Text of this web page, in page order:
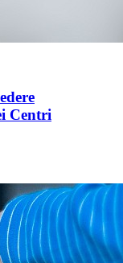
Centri